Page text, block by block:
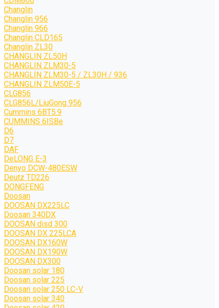
Changlin
Changlin 956
Changlin 966
Changlin CLD165
Changlin ZL30
CHANGLIN ZL50H
CHANGLIN ZLM30-5
CHANGLIN ZLM30-5 / ZL30H / 936
CHANGLIN ZLM50E-5
CLG856
CLG856L/LiuGong 956
Cummins 6BT5.9
CUMMINS 6ISBe
D6
D7
DAF
DeLONG Е-3
Denyo DCW-480ESW
Deutz TD226
DONGFENG
Doosan
DOOSAN DX225LC
Doosan 340DX
DOOSAN disd 300
DOOSAN DX 225LCA
DOOSAN DX160W
DOOSAN DX190W
DOOSAN DX300
Doosan solar 180
Doosan solar 225
Doosan solar 250 LC-V
Doosan solar 340